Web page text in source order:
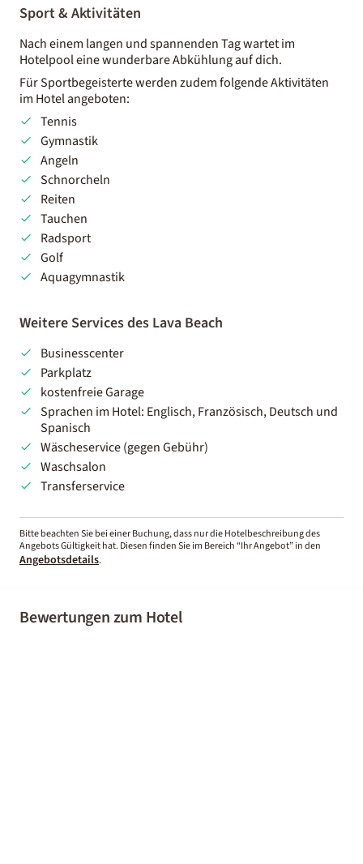
Sport & Aktivitäten
Nach einem langen und spannenden Tag wartet im
Hotelpool eine wunderbare Abkühlung auf dich.
Für Sportbegeisterte werden zudem folgende Aktivitäten
im Hotel angeboten:
Tennis
Gymnastik
Angeln
Schnorcheln
Reiten
Tauchen
Radsport
Golf
Aquagymnastik
Weitere Services des Lava Beach
Businesscenter
Parkplatz
kostenfreie Garage
Sprachen im Hotel: Englisch, Französisch, Deutsch und
Spanisch
Wäscheservice (gegen Gebühr)
Waschsalon
Transferservice
Bitte beachten Sie bei einer Buchung, dass nur die Hotelbeschreibung des
Angebots Gültigkeit hat. Diesen finden Sie im Bereich “Ihr Angebot” in den
Angebotsdetails.
Bewertungen zum Hotel